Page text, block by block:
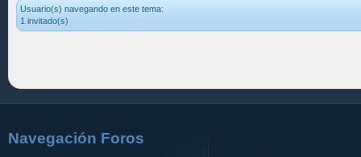
Usuario(s) navegando en este tema:
1 invitado(s)
Navegación Foros